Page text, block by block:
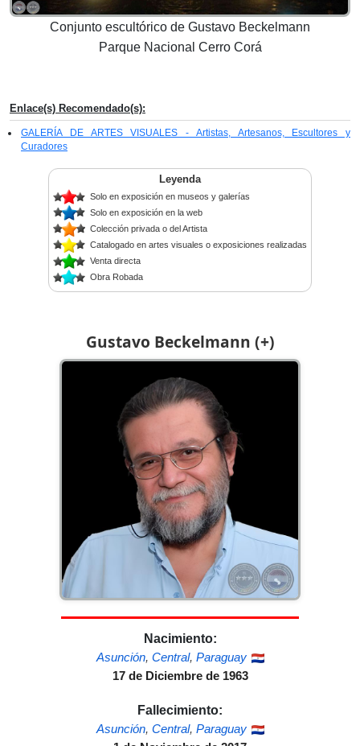
Gustavo Beckelmann (+)
Nacimiento:
Asunción, Central, Paraguay
17 de Diciembre de 1963
Fallecimiento:
Asunción, Central, Paraguay
Conjunto escultórico de Gustavo Beckelmann
Parque Nacional Cerro Corá
Enlace(s) Recomendado(s):
GALERÍA DE ARTES VISUALES - Artistas, Artesanos, Escultores y
Curadores
Leyenda
Solo en exposición en museos y galerías
Solo en exposición en la web
Colección privada o del Artista
Catalogado en artes visuales o exposiciones realizadas
Venta directa
Obra Robada